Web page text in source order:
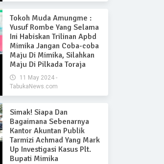
Tokoh Muda Amungme :
Yusuf Rombe Yang Selama
Ini Habiskan Trilinan Apbd
Mimika Jangan Coba-coba
Maju Di Mimika, Silahkan
Maju Di Pilkada Toraja
11 May 2024 -
TabukaNews.com
Simak! Siapa Dan
Bagaimana Sebenarnya
Kantor Akuntan Publik
Tarmizi Achmad Yang Mark
Up Investigasi Kasus Plt.
Bupati Mimika